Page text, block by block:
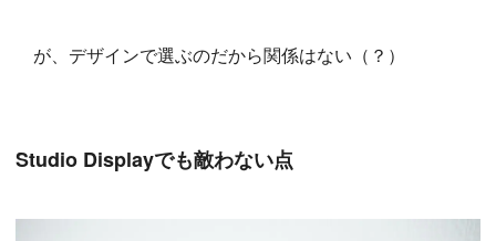
が、デザインで選ぶのだから関係はない（？）
Studio Displayでも敵わない点